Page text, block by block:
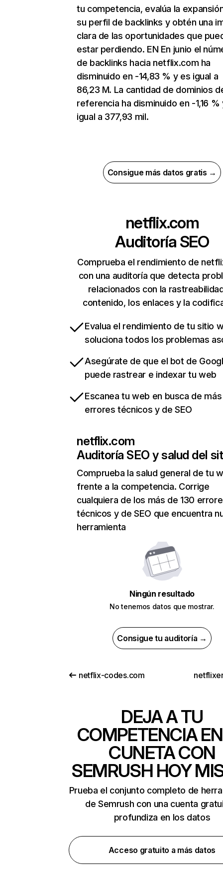
tu competencia, evalúa la
su perfil de backlinks y obtén una
clara de las oportunidades que
estar perdiendo. EN En junio el
de backlinks hacia netflix.com ha
disminuido en -14,83 % y es igual a
86,23 M. La cantidad de dominios
referencia ha disminuido en -1,16 %
igual a 377,93 mil.
Consigue más datos gratis →
netflix.com
Auditoría SEO
Comprueba el rendimiento de
con una auditoría que detecta
relacionados con la
contenido, los enlaces y la
Evalua el rendimiento de tu sitio
soluciona todos los problemas
Asegúrate de que el bot de
puede rastrear e indexar tu web
Escanea tu web en busca de
errores técnicos y de SEO
netflix.com
Auditoría SEO y salud del
Comprueba la salud general de tu
frente a la competencia. Corrige
cualquiera de los más de 130
técnicos y de SEO que encuentra
herramienta
Ningún resultado
No tenemos datos que mostrar.
Consigue tu auditoría →
netflix-codes.com
DEJA A TU
COMPETENCIA
CUNETA CON
SEMRUSH HOY
Prueba el conjunto completo de
de Semrush con una cuenta
profundiza en los datos
Acceso gratuito a más datos